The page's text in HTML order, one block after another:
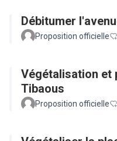
Débitumer
Proposition officielle
Végétalisation et
Tibaous
Proposition officielle